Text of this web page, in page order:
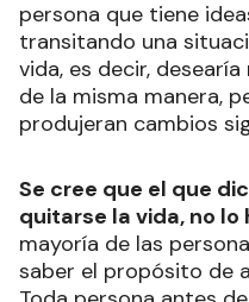
persona que tiene
transitando una
vida, es decir,
de la misma manera,
produjeran cambios
Se cree que el que
quitarse la vida, no lo
mayoría de las
saber el propósito de